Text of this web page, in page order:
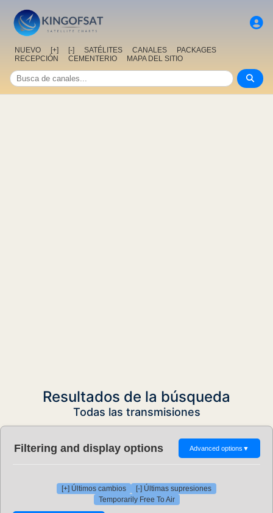
NUEVO [+] [-] SATÉLITES CANALES
PACKAGES
RECEPCIÓN
CEMENTERIO MAPA DEL SITIO
Resultados de la búsqueda
Todas las transmisiones
Filtering and display options Advanced options ▼
[+] Últimos cambios
[-] Últimas supresiones
Temporarily Free To Air